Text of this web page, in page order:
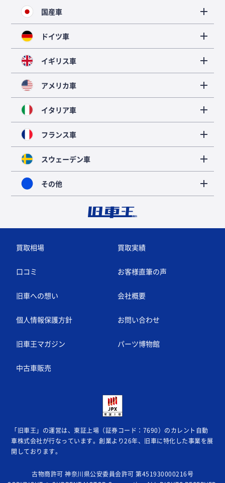
国産車
ドイツ車
イギリス車
アメリカ車
イタリア車
フランス車
スウェーデン車
その他
買取相場 買取実績
口コミ お客様直筆の声
旧車への想い 会社概要
個人情報保護方針 お問い合わせ
旧車王マガジン パーツ博物館
中古車販売
「旧車王」の運営は、東証上場（証券コード：7690）のカレント自動
車株式会社が行なっています。創業より26年、旧車に特化した事業を展
開しております。
古物商許可 神奈川県公安委員会許可 第451930000216号